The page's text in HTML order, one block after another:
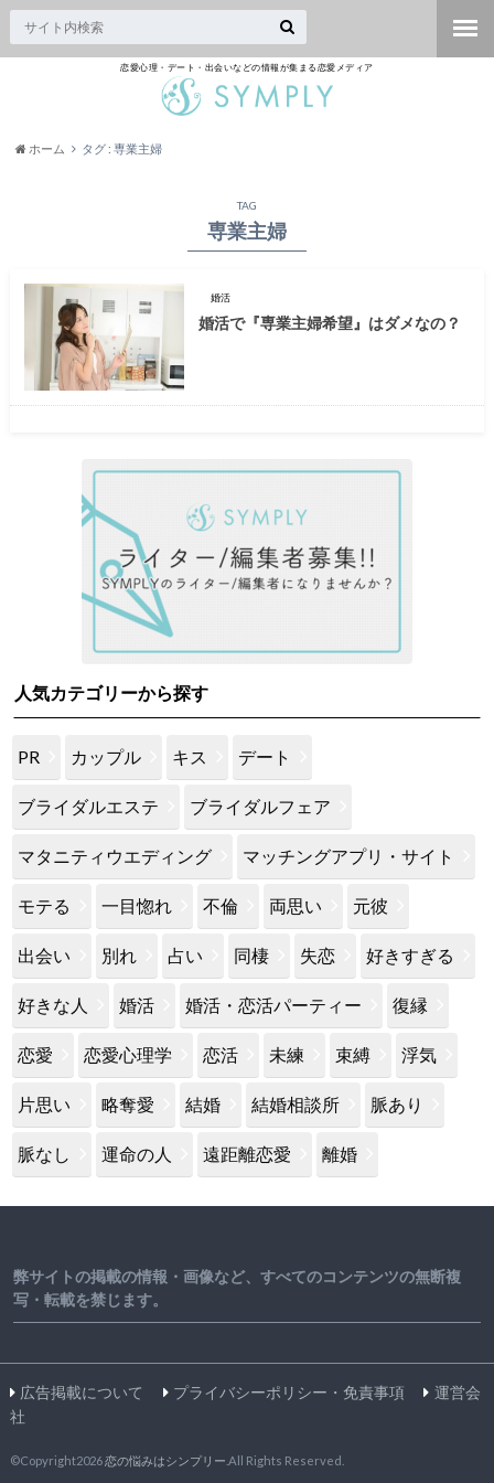
恋愛心理・デート・出会いなどの情報が集まる恋愛メディア
ホーム タグ : 専業主婦
TAG
専業主婦
婚活
婚活で『専業主婦希望』はダメなの？
人気カテゴリーから探す
PR カップル キス デート
ブライダルエステ ブライダルフェア
マタニティウエディング マッチングアプリ・サイト
モテる 一目惚れ 不倫 両思い 元彼
出会い 別れ 占い 同棲 失恋 好きすぎる
好きな人 婚活 婚活・恋活パーティー 復縁
恋愛 恋愛心理学 恋活 未練 束縛 浮気
片思い 略奪愛 結婚 結婚相談所 脈あり
脈なし 運命の人 遠距離恋愛 離婚
弊サイトの掲載の情報・画像など、すべてのコンテンツの無断複
写・転載を禁じます。
広告掲載について プライバシーポリシー・免責事項
運営会
社
©Copyright2026恋の悩みはシンプリー .All Rights Reserved.